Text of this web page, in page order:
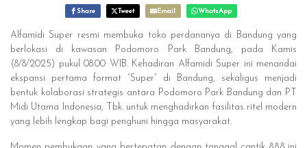
Share Tweet Email WhatsApp
Alfamidi Super resmi membuka toko perdananya di Bandung yang
berlokasi di kawasan Podomoro Park Bandung, pada Kamis
(8/8/2025) pukul 08.00 WIB. Kehadiran Alfamidi Super ini menandai
ekspansi pertama format “Super” di Bandung, sekaligus menjadi
bentuk kolaborasi strategis antara Podomoro Park Bandung dan PT
Midi Utama Indonesia, Tbk. untuk menghadirkan fasilitas ritel modern
yang lebih lengkap bagi penghuni hingga masyarakat.